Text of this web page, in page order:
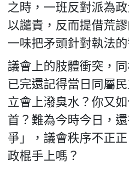
私
隱
政
及
免
責
聲
明
©
2018
Silent
Majority
之時，一班反對派為
以譴責，反而提借荒
一味把矛頭針對執法的
議會上的肢體衝突，
已完還記得當日同屬
立會上潑臭水？你又
首？難為今時今日，
爭」，議會秩序不正
政棍手上嗎？